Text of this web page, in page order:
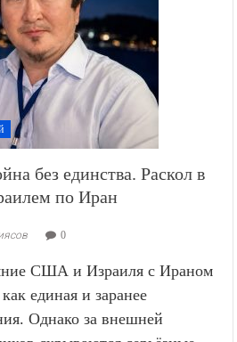
без единства. Раскол в
по Иран
0
США и Израиля с Ираном
единая и заранее
Однако за внешней